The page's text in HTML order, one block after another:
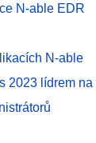
N-able EDR
N-able
2023 lídrem na